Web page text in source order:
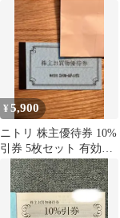
¥5,900
ニトリ 株主優待券 10%
引券 5枚セット 有効期
限2027年6月30日